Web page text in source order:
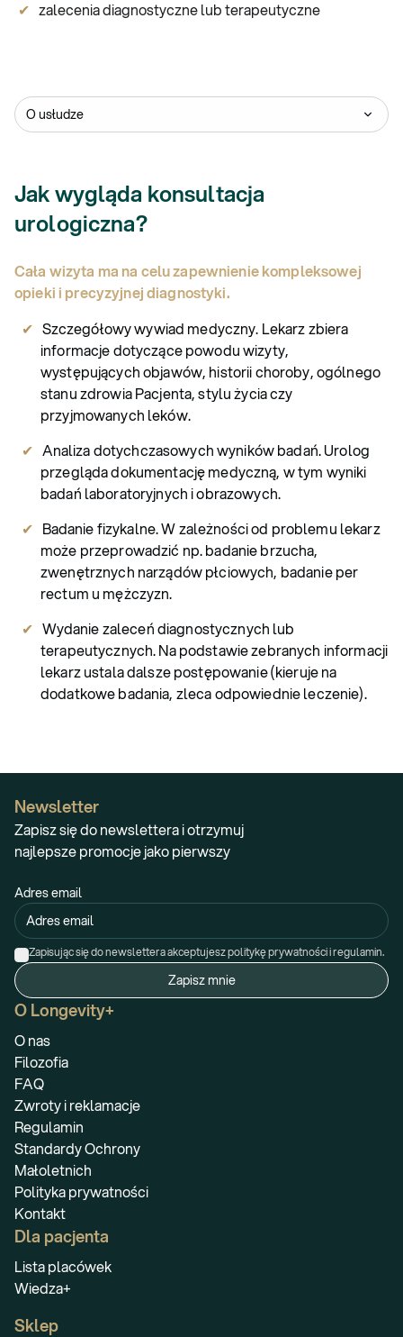
zalecenia diagnostyczne lub terapeutyczne
O usłudze
Jak wygląda konsultacja
urologiczna?
Cała wizyta ma na celu zapewnienie kompleksowej
opieki i precyzyjnej diagnostyki.
Szczegółowy wywiad medyczny. Lekarz zbiera
informacje dotyczące powodu wizyty,
występujących objawów, historii choroby, ogólnego
stanu zdrowia Pacjenta, stylu życia czy
przyjmowanych leków.
Analiza dotychczasowych wyników badań. Urolog
przegląda dokumentację medyczną, w tym wyniki
badań laboratoryjnych i obrazowych.
Badanie fizykalne. W zależności od problemu lekarz
może przeprowadzić np. badanie brzucha,
zwenętrznych narządów płciowych, badanie per
rectum u mężczyzn.
Wydanie zaleceń diagnostycznych lub
terapeutycznych. Na podstawie zebranych informacji
lekarz ustala dalsze postępowanie (kieruje na
dodatkowe badania, zleca odpowiednie leczenie).
O Longevity+
O nas
Filozofia
FAQ
Zwroty i reklamacje
Regulamin
Standardy Ochrony
Małoletnich
Polityka prywatności
Kontakt
Dla pacjenta
Lista placówek
Wiedza+
Sklep
Newsletter
Zapisz się do newslettera i otrzymuj
najlepsze promocje jako pierwszy
Adres email
Zapisując się do newslettera akceptujesz politykę prywatności i regulamin.
Zapisz mnie